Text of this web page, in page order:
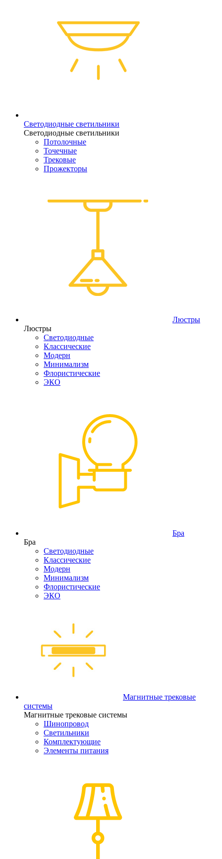
Светодиодные светильники
Светодиодные светильники
Потолочные
Точечные
Трековые
Прожекторы
Люстры
Люстры
Светодиодные
Классические
Модерн
Минимализм
Флористические
ЭКО
Бра
Бра
Светодиодные
Классические
Модерн
Минимализм
Флористические
ЭКО
Магнитные трековые
системы
Магнитные трековые системы
Шинопровод
Светильники
Комплектующие
Элементы питания